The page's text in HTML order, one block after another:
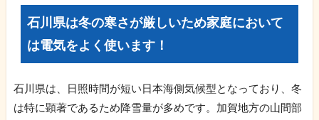
石川県は冬の寒さが厳しいため家庭において
は電気をよく使います！
石川県は、日照時間が短い日本海側気候型となっており、冬
は特に顕著であるため降雪量が多めです。加賀地方の山間部